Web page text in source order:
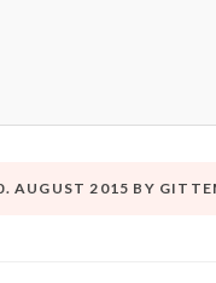
AUGUST 2015 BY